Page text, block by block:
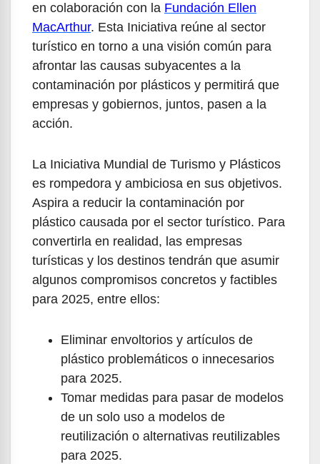
en colaboración con la Fundación Ellen
MacArthur. Esta Iniciativa reúne al sector
turístico en torno a una visión común para
afrontar las causas subyacentes a la
contaminación por plásticos y permitirá que
empresas y gobiernos, juntos, pasen a la
acción.
La Iniciativa Mundial de Turismo y Plásticos
es rompedora y ambiciosa en sus objetivos.
Aspira a reducir la contaminación por
plástico causada por el sector turístico. Para
convertirla en realidad, las empresas
turísticas y los destinos tendrán que asumir
algunos compromisos concretos y factibles
para 2025, entre ellos:
Eliminar envoltorios y artículos de
plástico problemáticos o innecesarios
para 2025.
Tomar medidas para pasar de modelos
de un solo uso a modelos de
reutilización o alternativas reutilizables
para 2025.